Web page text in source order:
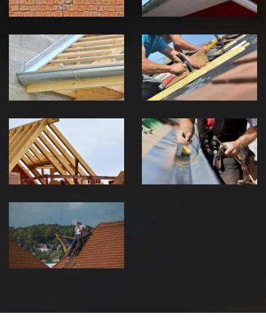
Pose de
Chéneau 39
Jura
Réparation de
toiture 39
Jura
Traitement de
charpente 39
Jura
Travaux de
zinguerie 39
Jura
Urgence fuite
de toiture 39
Jura